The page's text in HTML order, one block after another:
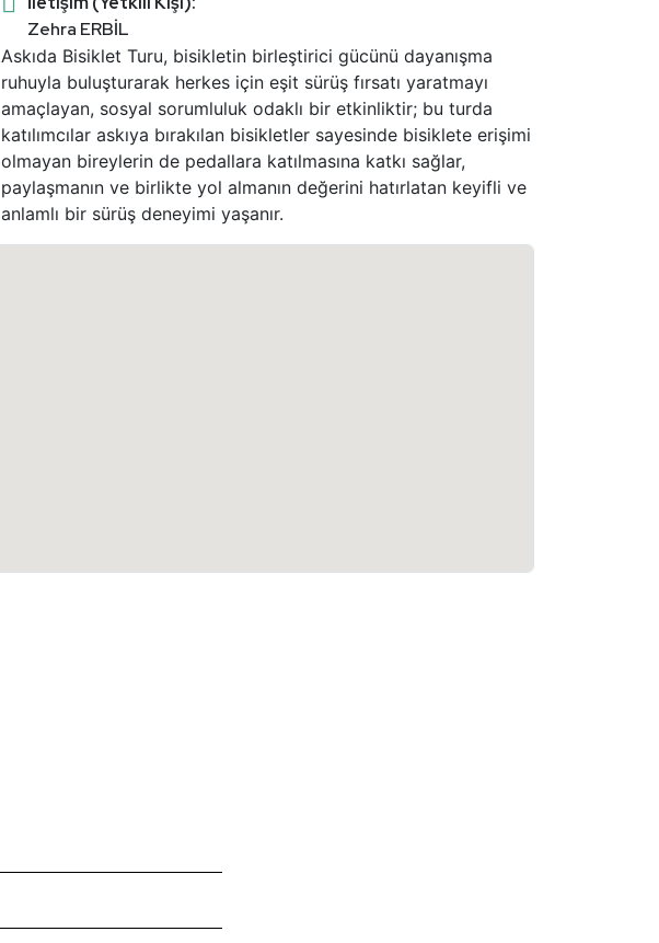
Zehra ERBİL
Askıda Bisiklet Turu, bisikletin birleştirici gücünü dayanışma
ruhuyla buluşturarak herkes için eşit sürüş fırsatı yaratmayı
amaçlayan, sosyal sorumluluk odaklı bir etkinliktir; bu turda
katılımcılar askıya bırakılan bisikletler sayesinde bisiklete erişimi
olmayan bireylerin de pedallara katılmasına katkı sağlar,
paylaşmanın ve birlikte yol almanın değerini hatırlatan keyifli ve
anlamlı bir sürüş deneyimi yaşanır.